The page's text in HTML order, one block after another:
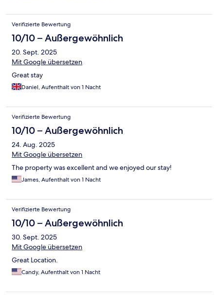
Verifizierte Bewertung
10/10 – Außergewöhnlich
20. Sept. 2025
Mit Google übersetzen
Great stay
Daniel, Aufenthalt von 1 Nacht
Verifizierte Bewertung
10/10 – Außergewöhnlich
24. Aug. 2025
Mit Google übersetzen
The property was excellent and we enjoyed our stay!
James, Aufenthalt von 1 Nacht
Verifizierte Bewertung
10/10 – Außergewöhnlich
30. Sept. 2025
Mit Google übersetzen
Great Location.
Candy, Aufenthalt von 1 Nacht